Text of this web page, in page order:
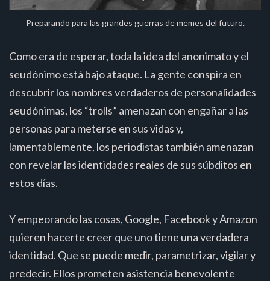
Preparando para las grandes guerras de memes del futuro.
Como era de esperar, toda la idea del anonimato y el
seudónimo está bajo ataque. La gente conspira en
descubrir los nombres verdaderos de personalidades
seudónimas, los “trolls” amenazan con engañar a las
personas para meterse en sus vidas y,
lamentablemente, los periodistas también amenazan
con revelar las identidades reales de sus súbditos en
estos días.
Y empeorando las cosas, Google, Facebook y Amazon
quieren hacerte creer que uno tiene una verdadera
identidad. Que se puede medir, parametrizar, vigilar y
predecir. Ellos prometen asistencia benevolente